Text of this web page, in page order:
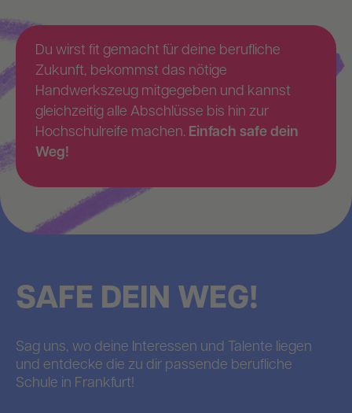
Du wirst fit gemacht für deine berufliche
Zukunft, bekommst das nötige
Handwerkszeug mitgegeben und kannst
gleichzeitig alle Abschlüsse bis hin zur
Hochschulreife machen. Einfach safe dein
Weg!
SAFE DEIN WEG!
Sag uns, wo deine Interessen und Talente liegen
und entdecke die zu dir passende berufliche
Schule in Frankfurt!